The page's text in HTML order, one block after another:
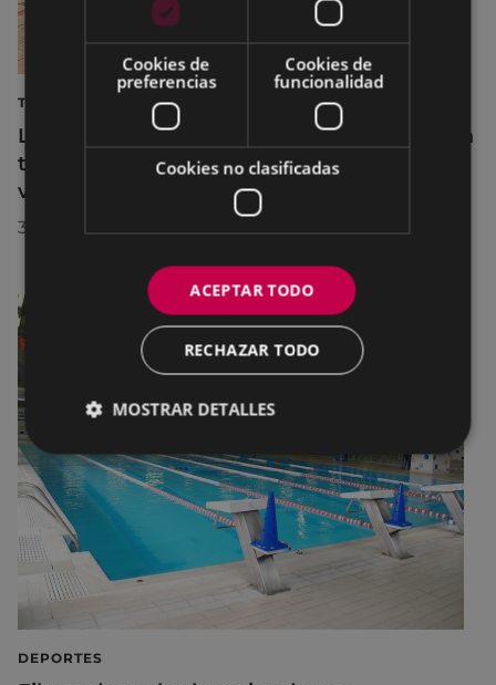
TURISMO
La diputada Azahara Domínguez destaca la
transformación turística de Eibar en su
visita a la localidad
30/07/2026
DEPORTES
Cookies de
preferencias
Cookies de
funcionalidad
Cookies no clasificadas
ACEPTAR TODO
RECHAZAR TODO
MOSTRAR DETALLES